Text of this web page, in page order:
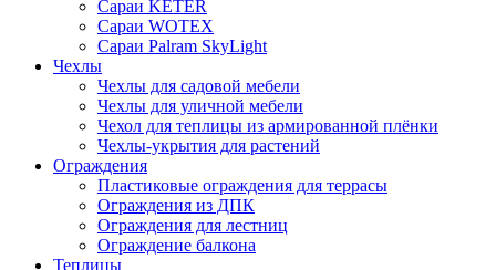
Сараи KETER
Сараи WOTEX
Сараи Palram SkyLight
Чехлы
Чехлы для садовой мебели
Чехлы для уличной мебели
Чехол для теплицы из армированной плёнки
Чехлы-укрытия для растений
Ограждения
Пластиковые ограждения для террасы
Ограждения из ДПК
Ограждения для лестниц
Ограждение балкона
Теплицы